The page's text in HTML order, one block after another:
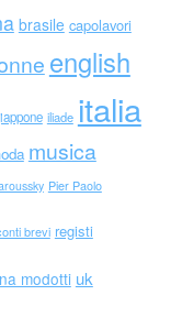
brasile capolavori
english
iliade italia
musica
Pier Paolo
brevi registi
modotti uk